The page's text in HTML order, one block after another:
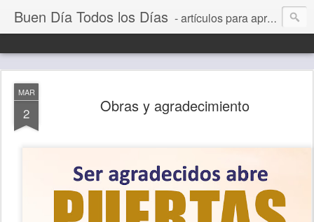
Buen Día Todos los Días - artículos para aprender a vivir mejor, un día a la vez. Por Juan C Quintero
MAR
2 Obras y agradecimiento